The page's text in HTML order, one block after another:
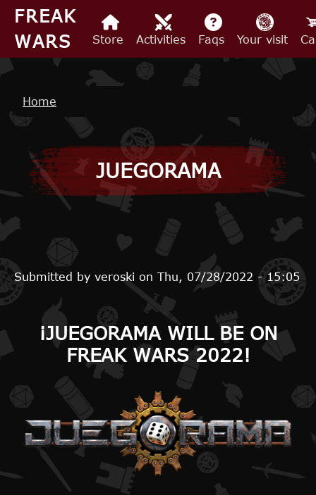
Skip to main content
FREAK
WARS
Store Activities Faqs Your visit
Breadcrumb
Home
JUEGORAMA
Submitted by veroski on Thu, 07/28/2022 - 15:05
¡JUEGORAMA WILL BE ON
FREAK WARS 2022!